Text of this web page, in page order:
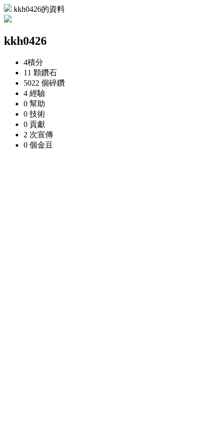
kkh0426的資料
kkh0426
4積分
11 顆鑽石
5022 個碎鑽
4 經驗
0 幫助
0 技術
0 貢獻
2 次宣傳
0 個金豆